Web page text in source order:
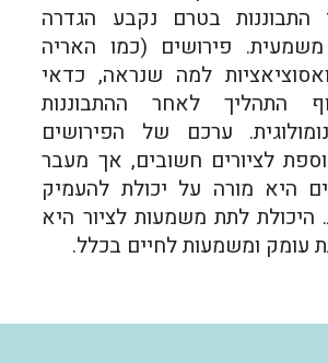
התבוננות בטרם נקבע הגדרה
פירושים (כמו האריה
למה שנראה, כדאי
התהליך לאחר ההתבוננות
ערכם של הפירושים
לציורים חשובים, אך מעבר
היא מורה על יכולת להעמיק
היכולת לתת משמעות לציור היא
עומק ומשמעות לחיים בכלל.